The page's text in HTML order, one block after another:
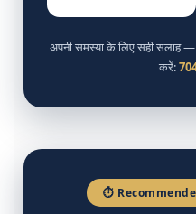
अपनी समस्या के लिए सही सलाह
करें:
⏱️